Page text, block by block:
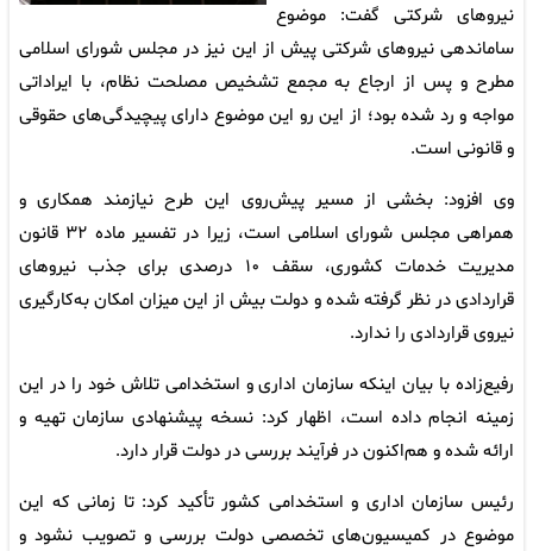
نیروهای شرکتی گفت: موضوع
ساماندهی نیروهای شرکتی پیش از این نیز در مجلس شورای اسلامی
مطرح و پس از ارجاع به مجمع تشخیص مصلحت نظام، با ایراداتی
مواجه و رد شده بود؛ از این رو این موضوع دارای پیچیدگی‌های حقوقی
و قانونی است.
وی افزود: بخشی از مسیر پیش‌روی این طرح نیازمند همکاری و
همراهی مجلس شورای اسلامی است، زیرا در تفسیر ماده ۳۲ قانون
مدیریت خدمات کشوری، سقف ۱۰ درصدی برای جذب نیروهای
قراردادی در نظر گرفته شده و دولت بیش از این میزان امکان به‌کارگیری
نیروی قراردادی را ندارد.
رفیع‌زاده با بیان اینکه سازمان اداری و استخدامی تلاش خود را در این
زمینه انجام داده است، اظهار کرد: نسخه پیشنهادی سازمان تهیه و
ارائه شده و هم‌اکنون در فرآیند بررسی در دولت قرار دارد.
رئیس سازمان اداری و استخدامی کشور تأکید کرد: تا زمانی که این
موضوع در کمیسیون‌های تخصصی دولت بررسی و تصویب نشود و